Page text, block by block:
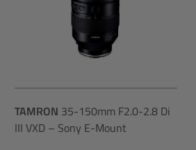
TAMRON 35-150mm F2.0-2.8 Di
III VXD – Sony E-Mount